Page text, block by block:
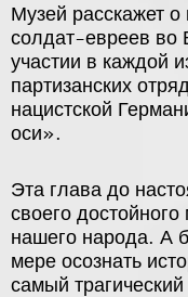
Музей расскажет
солдат-евреев во
участии в каждой
партизанских
нацистской
оси».
Эта глава до
своего
нашего народа. А
мере осознать
самый